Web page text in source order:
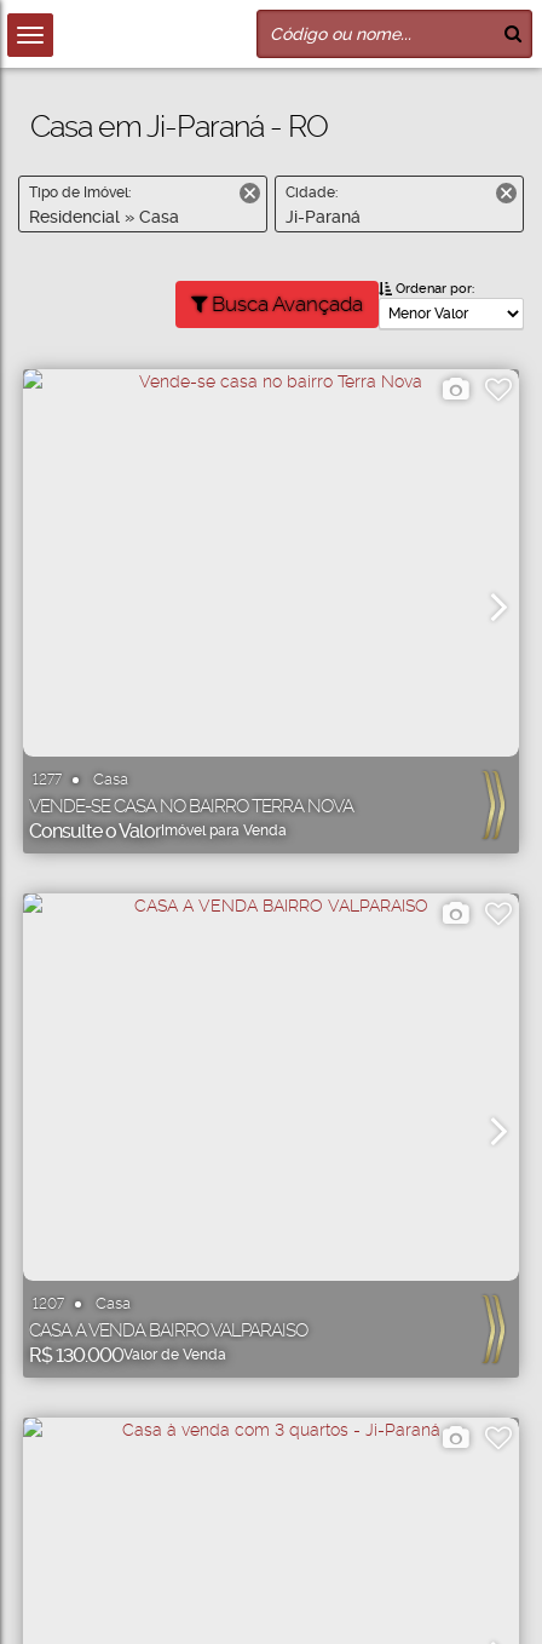
Casa em Ji-Paraná - RO
Tipo de Imóvel:
Residencial » Casa
Cidade:
Ji-Paraná
Busca Avançada
Ordenar por:
1277 Casa
Consulte o ValorImóvel para Venda
VENDE-SE CASA NO BAIRRO TERRA NOVA
1207 Casa
R$130.000Valor de Venda
CASA A VENDA BAIRRO VALPARAISO